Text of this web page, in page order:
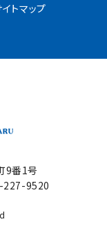
イトマップ
9番1号
227-9520